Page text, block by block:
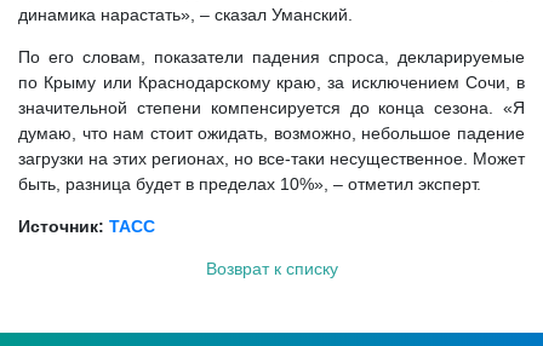
динамика нарастать», – сказал Уманский.
По его словам, показатели падения спроса, декларируемые
по Крыму или Краснодарскому краю, за исключением Сочи, в
значительной степени компенсируется до конца сезона. «Я
думаю, что нам стоит ожидать, возможно, небольшое падение
загрузки на этих регионах, но все-таки несущественное. Может
быть, разница будет в пределах 10%», – отметил эксперт.
Источник: ТАСС
Возврат к списку